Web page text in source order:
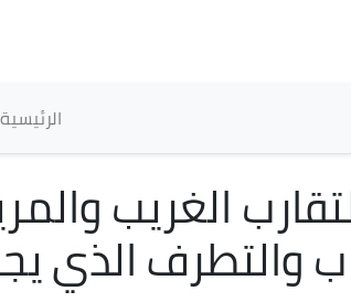
الرئيسية
الغريب
والتطرف الذي